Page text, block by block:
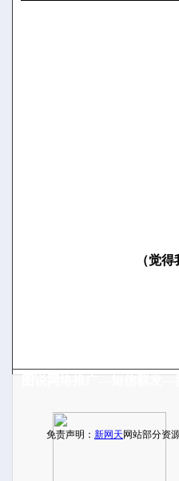
（觉
看这么大网站明察暗访的
免责声明： 新网天 网站部分资